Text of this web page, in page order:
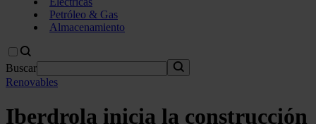
Petróleo & Gas
Almacenamiento
Buscar
Renovables
Iberdrola inicia la construcción